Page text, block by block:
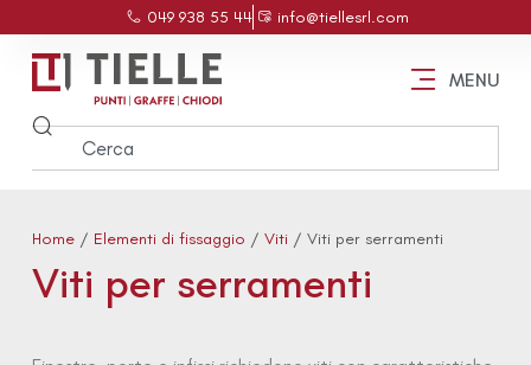
049 938 55 44 info@tiellesrl.com
MENU
Home/ Elementi di fissaggio / Viti / Viti per serramenti
Viti per serramenti